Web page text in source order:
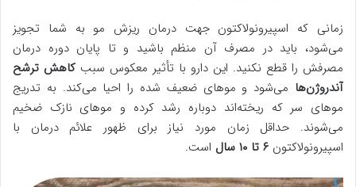
زمانی که اسپیرونولاکتون جهت درمان ریزش مو به شما تجویز
می‌شود، باید در مصرف آن منظم باشید و تا پایان دوره درمان
مصرفش را قطع نکنید. این دارو با تأثیر معکوس سبب کاهش ترشح
آندروژن‌ها می‌شود و موهای ضعیف شده را احیا می‌کند. به تدریج
موهای سر که ریخته‌اند دوباره رشد کرده و موهای نازک ضخیم
می‌شوند. حداقل زمان مورد نیاز برای ظهور علائم درمان با
اسپیرونولاکتون ۶ تا ۱۰ سال است.